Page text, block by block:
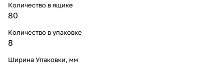
Количество в ящике
80
Количество в упаковке
8
Ширина Упаковки, мм